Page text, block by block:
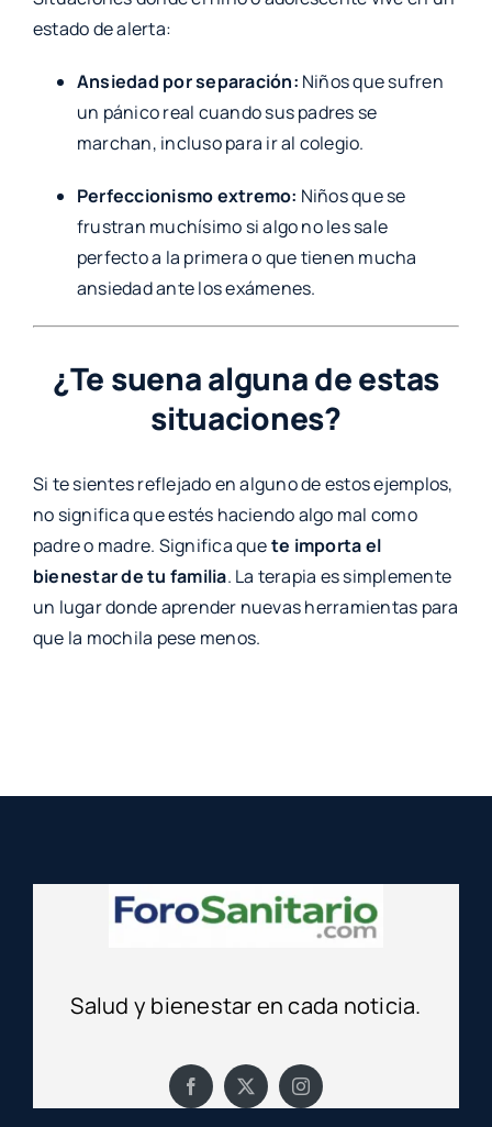
estado de alerta:
Ansiedad por separación: Niños que sufren
un pánico real cuando sus padres se
marchan, incluso para ir al colegio.
Perfeccionismo extremo: Niños que se
frustran muchísimo si algo no les sale
perfecto a la primera o que tienen mucha
ansiedad ante los exámenes.
¿Te suena alguna de estas
situaciones?
Si te sientes reflejado en alguno de estos ejemplos,
no significa que estés haciendo algo mal como
padre o madre. Significa quete importa el
bienestar de tu familia. La terapia es simplemente
un lugar donde aprender nuevas herramientas para
que la mochila pese menos.
Salud y bienestar en cada noticia.